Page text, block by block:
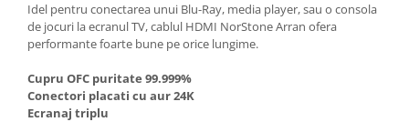
Idel pentru conectarea unui Blu-Ray, media player, sau o consola
de jocuri la ecranul TV, cablul HDMI NorStone Arran ofera
performante foarte bune pe orice lungime.
Cupru OFC puritate 99.999%
Conectori placati cu aur 24K
Ecranaj triplu